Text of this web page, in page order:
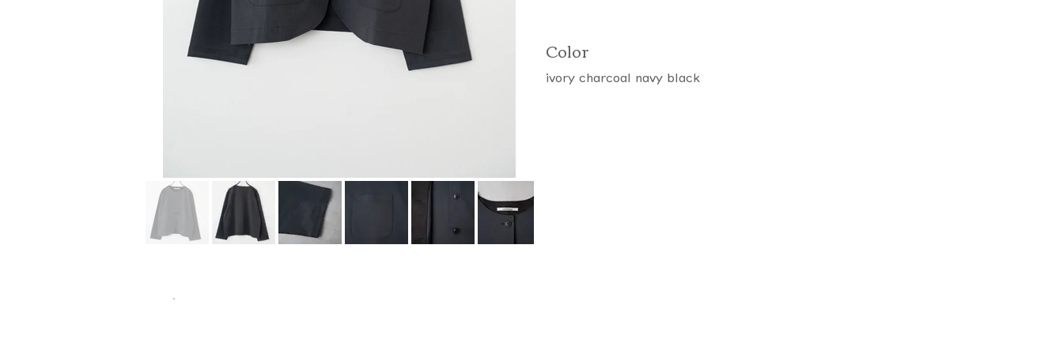
Color
ivory charcoal navy black